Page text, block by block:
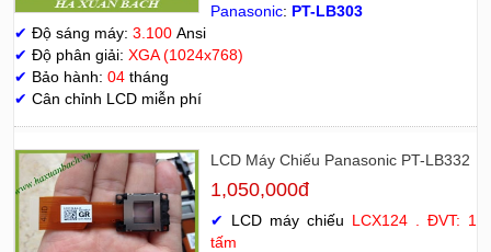
Panasonic: PT-LB303
✔ Độ sáng máy: 3.100 Ansi
✔ Độ phân giải: XGA (1024x768)
✔ Bảo hành: 04 tháng
✔ Cân chỉnh LCD miễn phí
LCD Máy Chiếu Panasonic PT-LB332
1,050,000đ
✔ LCD máy chiếu LCX124 . ĐVT: 1
tấm